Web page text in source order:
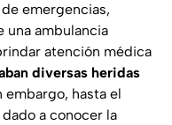
emergencias,
una ambulancia
atención médica
diversas heridas
embargo, hasta el
a conocer la